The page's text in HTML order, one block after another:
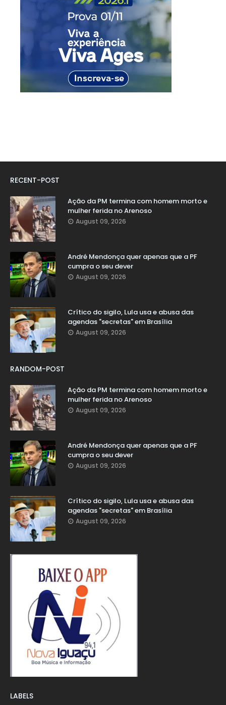
RECENT-POST
Ação da PM termina com homem morto e
mulher ferida no Arenoso
August 09, 2026
André Mendonça quer apenas que a PF
cumpra o seu dever
August 09, 2026
Crítico do sigilo, Lula usa e abusa das
agendas "secretas" em Brasília
August 09, 2026
RANDOM-POST
Ação da PM termina com homem morto e
mulher ferida no Arenoso
August 09, 2026
André Mendonça quer apenas que a PF
cumpra o seu dever
August 09, 2026
Crítico do sigilo, Lula usa e abusa das
agendas "secretas" em Brasília
August 09, 2026
LABELS